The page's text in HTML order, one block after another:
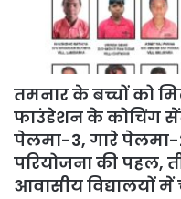
तमनार के बच्चों को
फाउंडेशन के कोचिंग
पेलमा-3, गारे
परियोजना की पहल,
आवासीय विद्यालयों